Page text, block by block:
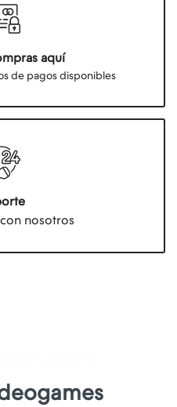
aquí
de pagos disponibles
nosotros